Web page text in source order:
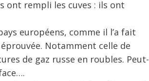
ont rempli les cuves : ils ont
européens, comme il l’a fait
Notamment celle de
de gaz russe en roubles. Peut-